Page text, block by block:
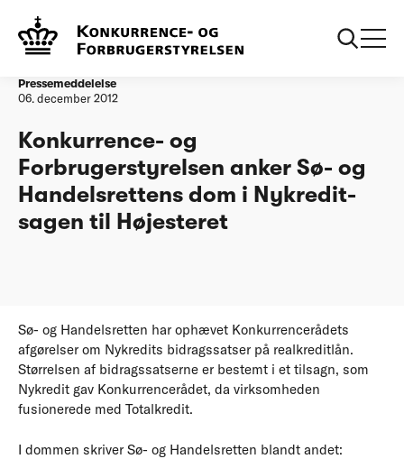
Forside
Handelsrettens dom i Nykreditsagen
Pressemeddelelse
06. december 2012
Konkurrence- og
Forbrugerstyrelsen anker Sø- og
Handelsrettens dom i Nykredit-
sagen til Højesteret
Sø- og Handelsretten har ophævet Konkurrencerådets
afgørelser om Nykredits bidragssatser på realkreditlån.
Størrelsen af bidragssatserne er bestemt i et tilsagn, som
Nykredit gav Konkurrencerådet, da virksomheden
fusionerede med Totalkredit.
I dommen skriver Sø- og Handelsretten blandt andet: